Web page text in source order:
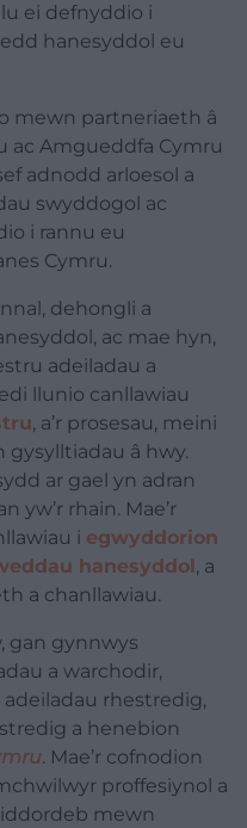
ei defnyddio i
hanesyddol eu
mewn partneriaeth â
ac Amgueddfa Cymru
adnodd arloesol a
swyddogol ac
i rannu eu
Cymru.
dehongli a
ac mae hyn,
adeiladau a
llunio canllawiau
, a’r prosesau, meini
gysylltiadau â hwy.
ar gael yn adran
yw’r rhain. Mae’r
i egwyddorion
hanesyddol , a
a chanllawiau.
gan gynnwys
a warchodir,
rhestredig,
a henebion
. Mae’r cofnodion
proffesiynol a
mewn